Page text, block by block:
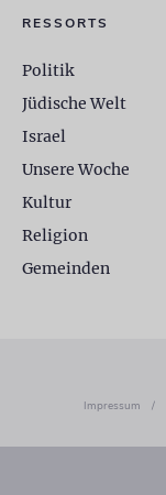
RESSORTS
Politik
Jüdische Welt
Israel
Unsere Woche
Kultur
Religion
Gemeinden
Impressum
/